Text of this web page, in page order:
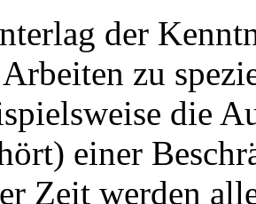
der
zu
die
einer
Zeit werden